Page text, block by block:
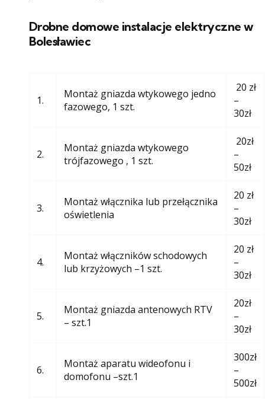
Drobne domowe instalacje elektryczne w
Bolesławiec
1.
Montaż gniazda wtykowego jedno
fazowego, 1 szt.
20 zł
–
30zł
2.
Montaż gniazda wtykowego
trójfazowego , 1 szt.
20zł
–
50zł
3.
Montaż włącznika lub przełącznika
oświetlenia
20 zł
–
30zł
4.
Montaż włączników schodowych
lub krzyżowych –1 szt.
20 zł
–
30zł
5.
Montaż gniazda antenowych RTV
– szt.1
20zł
–
30zł
6.
Montaż aparatu wideofonu i
domofonu –szt.1
300zł
–
500zł